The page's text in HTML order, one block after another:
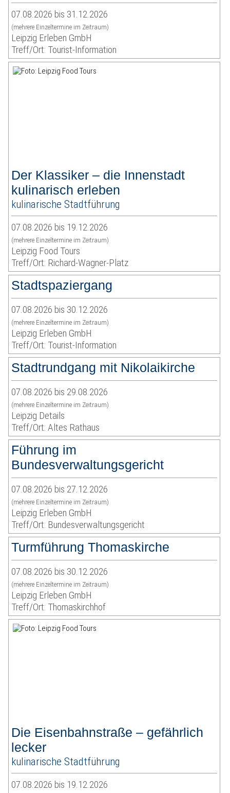
07.08.2026 bis 31.12.2026
(mehrere Einzeltermine im Zeitraum)
Leipzig Erleben GmbH
Treff/Ort: Tourist-Information
Der Klassiker – die Innenstadt
kulinarisch erleben
kulinarische Stadtführung
07.08.2026 bis 19.12.2026
(mehrere Einzeltermine im Zeitraum)
Leipzig Food Tours
Treff/Ort: Richard-Wagner-Platz
Stadtspaziergang
07.08.2026 bis 30.12.2026
(mehrere Einzeltermine im Zeitraum)
Leipzig Erleben GmbH
Treff/Ort: Tourist-Information
Stadtrundgang mit Nikolaikirche
07.08.2026 bis 29.08.2026
(mehrere Einzeltermine im Zeitraum)
Leipzig Details
Treff/Ort: Altes Rathaus
Führung im
Bundesverwaltungsgericht
07.08.2026 bis 27.12.2026
(mehrere Einzeltermine im Zeitraum)
Leipzig Erleben GmbH
Treff/Ort: Bundesverwaltungsgericht
Turmführung Thomaskirche
07.08.2026 bis 30.12.2026
(mehrere Einzeltermine im Zeitraum)
Leipzig Erleben GmbH
Treff/Ort: Thomaskirchhof
Die Eisenbahnstraße – gefährlich
lecker
kulinarische Stadtführung
07.08.2026 bis 19.12.2026